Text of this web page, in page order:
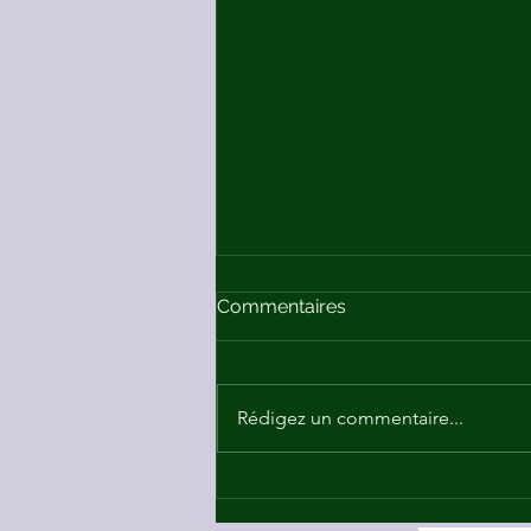
Commentaires
Rédigez un commentaire...